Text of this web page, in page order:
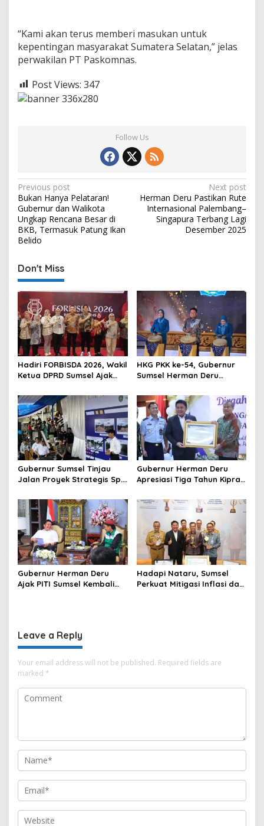
“Kami akan terus memberi masukan untuk
kepentingan masyarakat Sumatera Selatan,” jelas
perwakilan PT Paskomnas.
Post Views: 347
Follow Us
P
o
s
t
a
v
i
g
a
t
i
n
Previous post
Bukan Hanya Pelataran!
Gubernur dan Walikota
Ungkap Rencana Besar di
BKB, Termasuk Patung Ikan
Belido
Next post
Herman Deru Pastikan Rute
Internasional Palembang–
Singapura Terbang Lagi
Desember 2025
Don't Miss
Hadiri FORBISDA 2026, Wakil
Ketua DPRD Sumsel Ajak
Kekuatan Ekonomi Baru
HKG PKK ke-54, Gubernur
Sumsel Herman Deru
dan Penguatan Peran
Perempuan
Gubernur Sumsel Tinjau
Jalan Proyek Strategis Sp.
Desa Keman OKI
Gubernur Herman Deru
Apresiasi Tiga Tahun Kiprah
Pilar Keadilan Tata Usaha
Negara
Gubernur Herman Deru
Ajak PITI Sumsel Kembali
Hadapi Nataru, Sumsel
Perkuat Mitigasi Inflasi dan
Leave a Reply
Your email address will not be published. Required fields are
marked *